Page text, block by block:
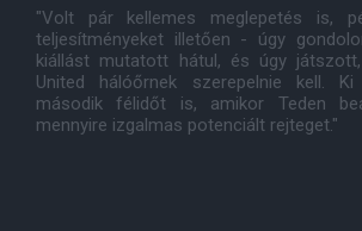
"Volt pár kellemes meglepetés is,
teljesítményeket illetően - úgy
kiállást mutatott hátul, és úgy
United hálóőrnek szerepelnie kell.
második félidőt is, amikor Teden
mennyire izgalmas potenciált rejteget."